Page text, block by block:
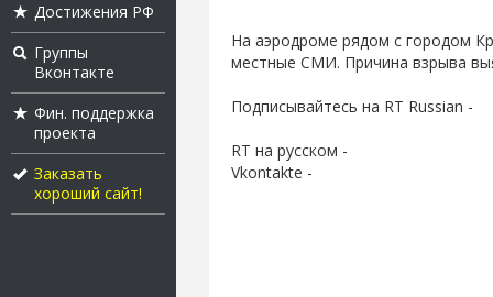
Достижения РФ
Группы
Вконтакте
Фин. поддержка
проекта
Заказать
хороший сайт!
На аэродроме рядом с городом
местные СМИ. Причина взрыва
Подписывайтесь на RT Russian -
RT на русском -
Vkontakte -